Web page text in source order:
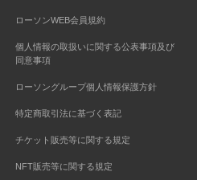
ローソンWEB会員規約
個人情報の取扱いに関する公表事項及び
同意事項
ローソングループ個人情報保護方針
特定商取引法に基づく表記
チケット販売等に関する規定
NFT販売等に関する規定